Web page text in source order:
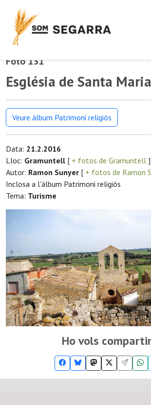
Foto 131
Església de Santa
Veure àlbum Patrimoni religiós
Data: 21.2.2016
Lloc: Gramuntell [ + fotos de Gramuntell ]
Autor: Ramon Sunyer [ + fotos de Ramon
Inclosa a l'àlbum Patrimoni religiós
Tema: Turisme
Ho vols